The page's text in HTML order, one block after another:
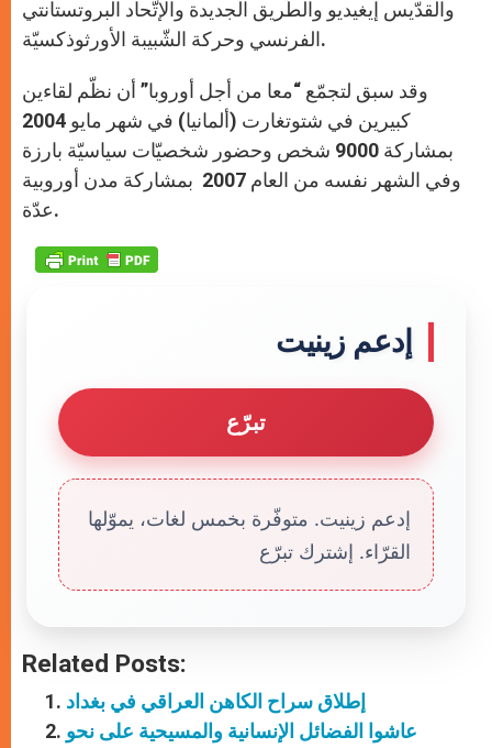
والقدّيس إيغيديو والطّريق الجديدة والإتّحاد البروتستانتي
الفرنسي وحركة الشّبيبة الأورثوذكسيّة.
وقد سبق لتجمّع “معا من أجل أوروبا” أن نظّم لقاءين
كبيرين في شتوتغارت (ألمانيا) في شهر مايو 2004
بمشاركة 9000 شخص وحضور شخصيّات سياسيّة بارزة
وفي الشهر نفسه من العام 2007 بمشاركة مدن أوروبية
عدّة.
إدعم زينيت
تبرّع
إدعم زينيت. متوفّرة بخمس لغات، يموّلها
القرّاء. إشترك تبرّع
Related Posts:
إطلاق سراح الكاهن العراقي في بغداد
عاشوا الفضائل الإنسانية والمسيحية على نحو